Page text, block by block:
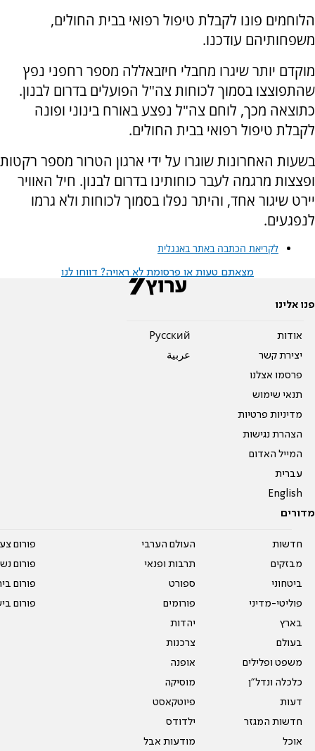
הלוחמים פונו לקבלת טיפול רפואי בבית החולים,
משפחותיהם עודכנו.
מוקדם יותר שיגרו מחבלי חיזבאללה מספר רחפני נפץ
שהתפוצצו בסמוך לכוחות צה"ל הפועלים בדרום לבנון.
כתוצאה מכך, לוחם צה"ל נפצע באורח בינוני ופונה
לקבלת טיפול רפואי בבית החולים.
בשעות האחרונות שוגרו על ידי ארגון הטרור מספר רקטות
ופצצות מרגמה לעבר כוחותינו בדרום לבנון. חיל האוויר
יירט שיגור אחד, והיתר נפלו בסמוך לכוחות ולא גרמו
לנפגעים.
לקריאת הכתבה באתר באנגלית
מצאתם טעות או פרסומת לא ראויה? דווחו לנו
פנו אלינו
אודות
יצירת קשר
פרסמו אצלנו
תנאי שימוש
מדיניות פרטיות
הצהרת נגישות
המייל האדום
עברית
English
Pусский
عربية
מדורים
חדשות
מבזקים
ביטחוני
פוליטי-מדיני
בארץ
בעולם
משפט ופלילים
כלכלה ונדל"ן
דעות
חדשות המגזר
אוכל
העולם הערבי
תרבות ופנאי
ספורט
פורומים
יהדות
צרכנות
אופנה
מוסיקה
פיוטקאסט
ילדודס
מודעות אבל
פורום
פורום
פורום
פורום